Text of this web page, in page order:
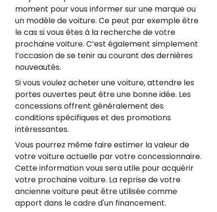
moment pour vous informer sur une marque ou
un modèle de voiture. Ce peut par exemple être
le cas si vous êtes à la recherche de votre
prochaine voiture. C’est également simplement
l’occasion de se tenir au courant des dernières
nouveautés.
Si vous voulez acheter une voiture, attendre les
portes ouvertes peut être une bonne idée. Les
concessions offrent généralement des
conditions spécifiques et des promotions
intéressantes.
Vous pourrez même faire estimer la valeur de
votre voiture actuelle par votre concessionnaire.
Cette information vous sera utile pour acquérir
votre prochaine voiture. La reprise de votre
ancienne voiture peut être utilisée comme
apport dans le cadre d'un financement.